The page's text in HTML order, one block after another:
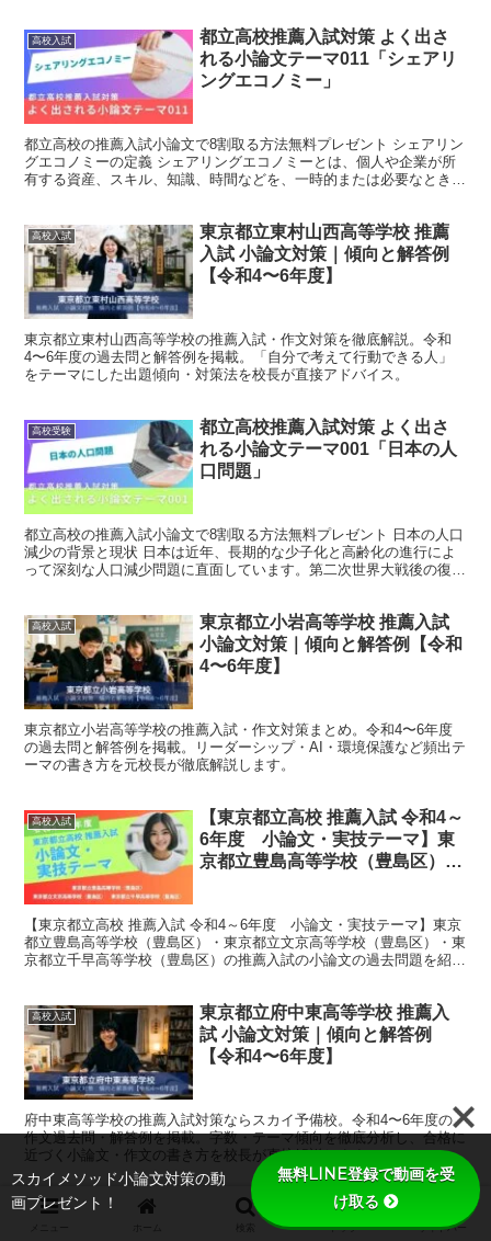
高校入試
都立高校推薦入試対策 よく出さ
れる小論文テーマ011「シェアリ
ングエコノミー」
都立高校の推薦入試小論文で8割取る方法無料プレゼント シェアリン
グエコノミーの定義 シェアリングエコノミーとは、個人や企業が所
有する資産、スキル、知識、時間などを、一時的または必要なときに
高校入試
東京都立東村山西高等学校 推薦
入試 小論文対策｜傾向と解答例
【令和4〜6年度】
東京都立東村山西高等学校の推薦入試・作文対策を徹底解説。令和
4〜6年度の過去問と解答例を掲載。「自分で考えて行動できる人」
をテーマにした出題傾向・対策法を校長が直接アドバイス。
高校受験
都立高校推薦入試対策 よく出さ
れる小論文テーマ001「日本の人
口問題」
都立高校の推薦入試小論文で8割取る方法無料プレゼント 日本の人口
減少の背景と現状 日本は近年、長期的な少子化と高齢化の進行によ
って深刻な人口減少問題に直面しています。第二次世界大戦後の復興
高校入試
東京都立小岩高等学校 推薦入試
小論文対策｜傾向と解答例【令和
4〜6年度】
東京都立小岩高等学校の推薦入試・作文対策まとめ。令和4〜6年度
の過去問と解答例を掲載。リーダーシップ・AI・環境保護など頻出テ
ーマの書き方を元校長が徹底解説します。
高校入試
【東京都立高校 推薦入試 令和4～
6年度 小論文・実技テーマ】東
京都立豊島高等学校（豊島区）・
島区）
【東京都立高校 推薦入試 令和4～6年度 小論文・実技テーマ】東京
都立豊島高等学校（豊島区）・東京都立文京高等学校（豊島区）・東
京都立千早高等学校（豊島区）の推薦入試の小論文の過去問題を紹介
高校入試
東京都立府中東高等学校 推薦入
試 小論文対策｜傾向と解答例
【令和4〜6年度】
府中東高等学校の推薦入試対策ならスカイ予備校。令和4〜6年度の
作文過去問・解答例を掲載。字数・テーマ傾向を徹底分析し、合格に
近づく小論文・作文の書き方を校長が直接解説します。
トップ サイドバー
スカイメソッド小論文対策の動
画プレゼント！
無料LINE登録で動画を受
け取る